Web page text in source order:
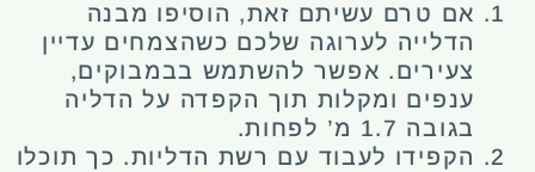
אם טרם עשיתם זאת, הוסיפו מבנה
הדלייה לערוגה שלכם כשהצמחים עדיין
צעירים. אפשר להשתמש בבמבוקים,
ענפים ומקלות תוך הקפדה על הדליה
בגובה 1.7 מ’ לפחות.
הקפידו לעבוד עם רשת הדליות. כך תוכלו